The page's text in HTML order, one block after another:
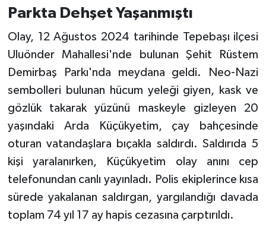
Parkta Dehşet Yaşanmıştı
Olay, 12 Ağustos 2024 tarihinde Tepebaşı ilçesi
Uluönder Mahallesi'nde bulunan Şehit Rüstem
Demirbaş Parkı'nda meydana geldi. Neo-Nazi
sembolleri bulunan hücum yeleği giyen, kask ve
gözlük takarak yüzünü maskeyle gizleyen 20
yaşındaki Arda Küçükyetim, çay bahçesinde
oturan vatandaşlara bıçakla saldırdı. Saldırıda 5
kişi yaralanırken, Küçükyetim olay anını cep
telefonundan canlı yayınladı. Polis ekiplerince kısa
sürede yakalanan saldırgan, yargılandığı davada
toplam 74 yıl 17 ay hapis cezasına çarptırıldı.